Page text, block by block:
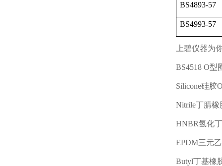
BS4893-57
BS4993-57
上碧仪器为
BS4518 O型
Silicone硅胶
Nitrile丁腈橡
HNBR氢化
EPDM三元
Butyl丁基橡